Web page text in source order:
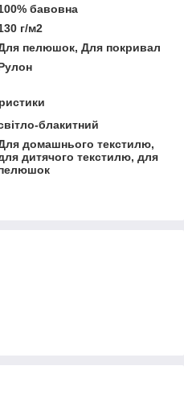
бавовна
г/м2
пелюшок, Для покривал
блакитний
домашнього текстилю,
дитячого текстилю, для